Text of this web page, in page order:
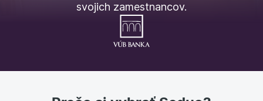
svojich zamestnancov.